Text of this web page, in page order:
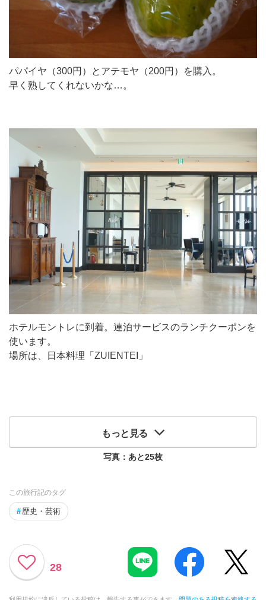
パパイヤ（300円）とアテモヤ（200円）を購入。
早く熟してくれないかな…。
ホテルモントレに到着。連泊サービスのランチクーポンを
使います。
場所は、日本料理「ZUIENTEI」
もっと見る
写真：あと25枚
この旅行記のタグ
# 歴史・芸術
28